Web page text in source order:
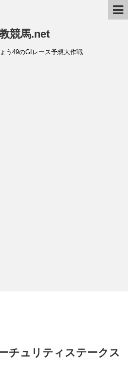
競馬.net
う49のGIレース予想大作戦
チュリティステークス